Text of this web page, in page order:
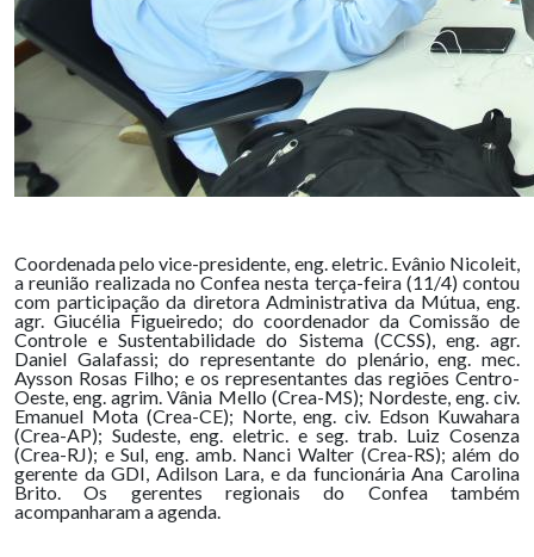
Coordenada pelo vice-presidente, eng. eletric. Evânio Nicoleit,
a reunião realizada no Confea nesta terça-feira (11/4) contou
com participação da diretora Administrativa da Mútua, eng.
agr. Giucélia Figueiredo; do coordenador da Comissão de
Controle e Sustentabilidade do Sistema (CCSS), eng. agr.
Daniel Galafassi; do representante do plenário, eng. mec.
Aysson Rosas Filho; e os representantes das regiões Centro-
Oeste, eng. agrim. Vânia Mello (Crea-MS); Nordeste, eng. civ.
Emanuel Mota (Crea-CE); Norte, eng. civ. Edson Kuwahara
(Crea-AP); Sudeste, eng. eletric. e seg. trab. Luiz Cosenza
(Crea-RJ); e Sul, eng. amb. Nanci Walter (Crea-RS); além do
gerente da GDI, Adilson Lara, e da funcionária Ana Carolina
Brito. Os gerentes regionais do Confea também
acompanharam a agenda.